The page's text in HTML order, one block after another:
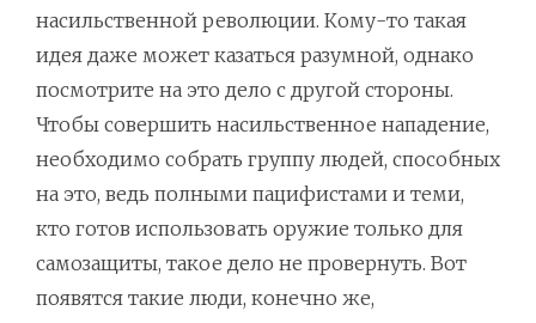
насильственной революции. Кому-то такая
идея даже может казаться разумной, однако
посмотрите на это дело с другой стороны.
Чтобы совершить насильственное нападение,
необходимо собрать группу людей, способных
на это, ведь полными пацифистами и теми,
кто готов использовать оружие только для
самозащиты, такое дело не провернуть. Вот
появятся такие люди, конечно же,